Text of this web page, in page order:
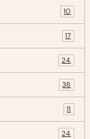
10
17
24
38
11
24